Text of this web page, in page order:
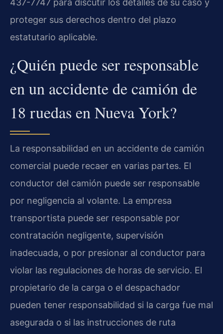
437-7747 para discutir los detalles de su caso y
proteger sus derechos dentro del plazo
estatutario aplicable.
¿Quién puede ser responsable
en un accidente de camión de
18 ruedas en Nueva York?
La responsabilidad en un accidente de camión
comercial puede recaer en varias partes. El
conductor del camión puede ser responsable
por negligencia al volante. La empresa
transportista puede ser responsable por
contratación negligente, supervisión
inadecuada, o por presionar al conductor para
violar las regulaciones de horas de servicio. El
propietario de la carga o el despachador
pueden tener responsabilidad si la carga fue mal
asegurada o si las instrucciones de ruta